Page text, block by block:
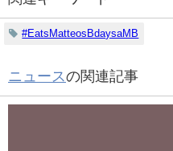
#EatsMatteosBdaysaMB
ニュース の関連記事